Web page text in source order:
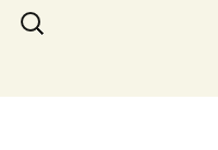
Suchen
nach: